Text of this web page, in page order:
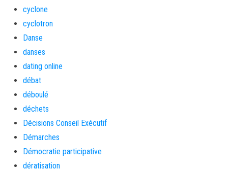
cyclone
cyclotron
Danse
danses
dating online
débat
déboulé
déchets
Décisions Conseil Exécutif
Démarches
Démocratie participative
dératisation